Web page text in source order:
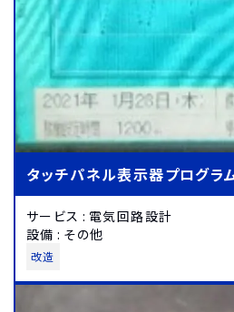
タッチパネル表示器プログラ
サービス : 電気回路設計
設備 : その他
改造